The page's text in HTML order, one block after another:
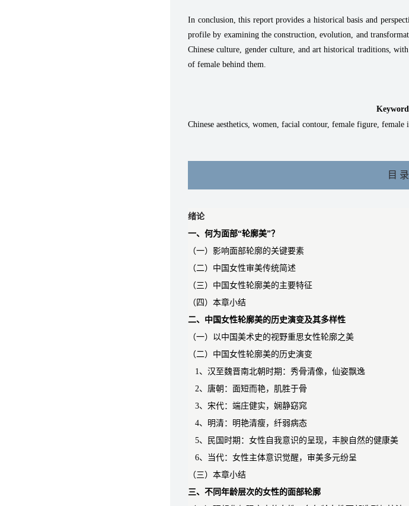
In conclusion, this report provides a historical basis and
profile by examining the construction, evolution, and
Chinese culture, gender culture, and art historical traditions,
of female behind them.
Chinese aesthetics, women, facial contour, female figure, female
目 录
绪论
一、何为面部“轮廓美”？
（一）影响面部轮廓的关键要素
（二）中国女性审美传统简述
（三）中国女性轮廓美的主要特征
（四）本章小结
二、中国女性轮廓美的历史演变及其多样性
（一）以中国美术史的视野重思女性轮廓之美
（二）中国女性轮廓美的历史演变
1、汉至魏晋南北朝时期：秀骨清像，仙姿飘逸
2、唐朝：面短而艳，肌胜于骨
3、宋代：端庄健实，娴静窈窕
4、明清：明艳清瘦，纤弱病态
5、民国时期：女性自我意识的呈现，丰腴自然的健康美
6、当代：女性主体意识觉醒，审美多元纷呈
（三）本章小结
三、不同年龄层次的女性的面部轮廓